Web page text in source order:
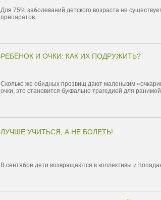
Для 75% заболеваний детского возраста не
препаратов.
РЕБЁНОК И ОЧКИ: КАК ИХ ПОДРУЖИТЬ?
Сколько же обидных прозвищ дают маленьким
очки, это становится буквально трагедией для
ЛУЧШЕ УЧИТЬСЯ, А НЕ БОЛЕТЬ!
В сентябре дети возвращаются в коллективы и